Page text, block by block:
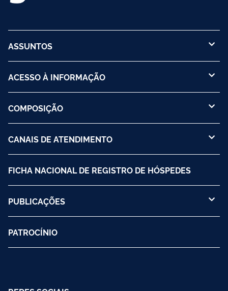
ASSUNTOS
ACESSO À INFORMAÇÃO
COMPOSIÇÃO
CANAIS DE ATENDIMENTO
FICHA NACIONAL DE REGISTRO DE HÓSPEDES
PUBLICAÇÕES
PATROCÍNIO